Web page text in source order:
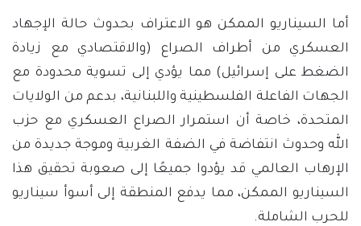
أما السيناريو الممكن هو الاعتراف بحدوث حالة الإجهاد
العسكري من أطراف الصراع (والاقتصادي مع زيادة
الضغط على إسرائيل) مما يؤدي إلى تسوية محدودة مع
الجهات الفاعلة الفلسطينية واللبنانية، بدعم من الولايات
المتحدة، خاصة أن استمرار الصراع العسكري مع حزب
الله وحدوث انتفاضة في الضفة الغربية وموجة جديدة من
الإرهاب العالمي قد يؤدوا جميعًا إلى صعوبة تحقيق هذا
السيناريو الممكن، مما يدفع المنطقة إلى أسوأ سيناريو
للحرب الشاملة.